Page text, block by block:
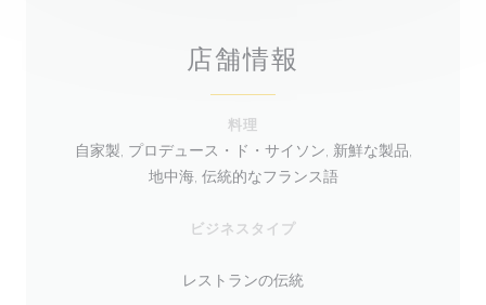
店舗情報
料理
自家製, プロデュース・ド・サイソン, 新鮮な製品,
地中海, 伝統的なフランス語
ビジネスタイプ
レストランの伝統